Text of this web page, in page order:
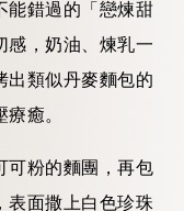
能錯過的「戀煉甜
感，奶油、煉乳一
出類似丹麥麵包的
癒。
可粉的麵團，再包
表面撒上白色珍珠